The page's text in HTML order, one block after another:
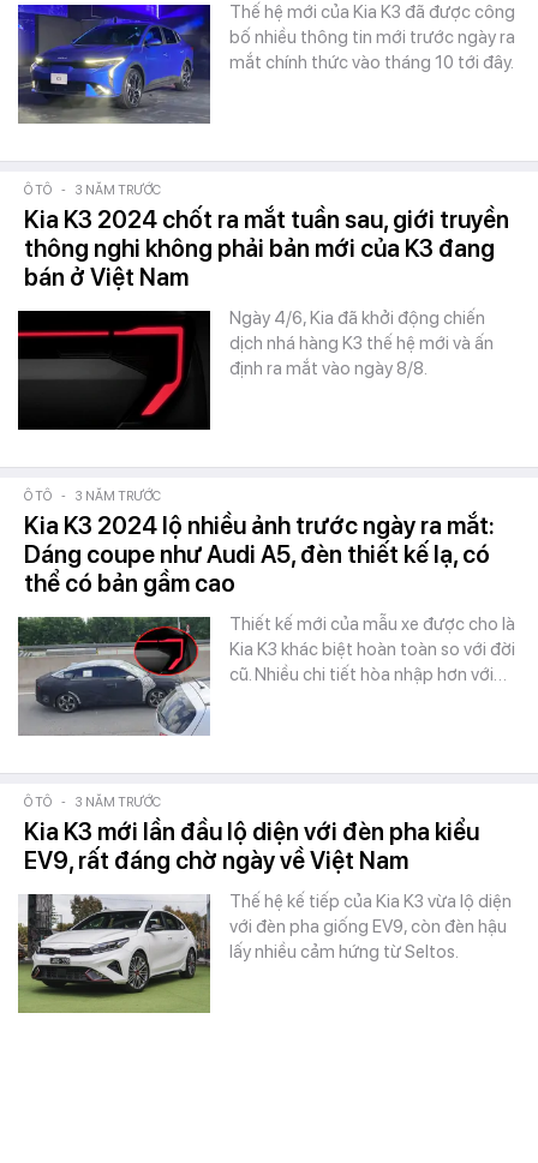
Thế hệ mới của Kia K3 đã được công
bố nhiều thông tin mới trước ngày ra
mắt chính thức vào tháng 10 tới đây.
Ô TÔ - 3 NĂM TRƯỚC
Kia K3 2024 chốt ra mắt tuần sau, giới truyền
thông nghi không phải bản mới của K3 đang
bán ở Việt Nam
Ngày 4/6, Kia đã khởi động chiến
dịch nhá hàng K3 thế hệ mới và ấn
định ra mắt vào ngày 8/8.
Ô TÔ - 3 NĂM TRƯỚC
Kia K3 2024 lộ nhiều ảnh trước ngày ra mắt:
Dáng coupe như Audi A5, đèn thiết kế lạ, có
thể có bản gầm cao
Thiết kế mới của mẫu xe được cho là
Kia K3 khác biệt hoàn toàn so với đời
cũ. Nhiều chi tiết hòa nhập hơn với…
Ô TÔ - 3 NĂM TRƯỚC
Kia K3 mới lần đầu lộ diện với đèn pha kiểu
EV9, rất đáng chờ ngày về Việt Nam
Thế hệ kế tiếp của Kia K3 vừa lộ diện
với đèn pha giống EV9, còn đèn hậu
lấy nhiều cảm hứng từ Seltos.